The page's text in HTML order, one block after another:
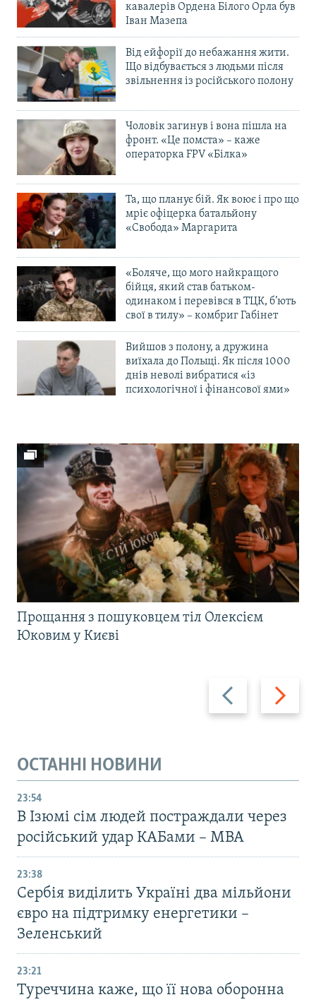
кавалерів Ордена Білого Орла був
Іван Мазепа
Від ейфорії до небажання жити.
Що відбувається з людьми після
звільнення із російського полону
Чоловік загинув і вона пішла на
фронт. «Це помста» – каже
операторка FPV «Білка»
Та, що планує бій. Як воює і про що
мріє офіцерка батальйону
«Свобода» Маргарита
«Боляче, що мого найкращого
бійця, який став батьком-
одинаком і перевівся в ТЦК, б’ють
свої в тилу» – комбриг Габінет
Вийшов з полону, а дружина
виїхала до Польщі. Як після 1000
днів неволі вибратися «із
психологічної і фінансової ями»
Назад Вперед
Прощання з пошуковцем тіл Олексієм
Юковим у Києві
ОСТАННІ НОВИНИ
23:54
В Ізюмі сім людей постраждали через
російський удар КАБами – МВА
23:38
Сербія виділить Україні два мільйони
євро на підтримку енергетики –
Зеленський
23:21
Туреччина каже, що її нова оборонна